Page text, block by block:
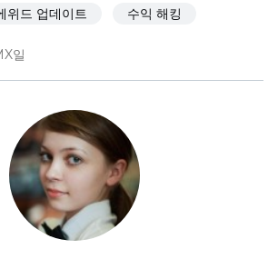
위드 업데이트 수익 해킹
일